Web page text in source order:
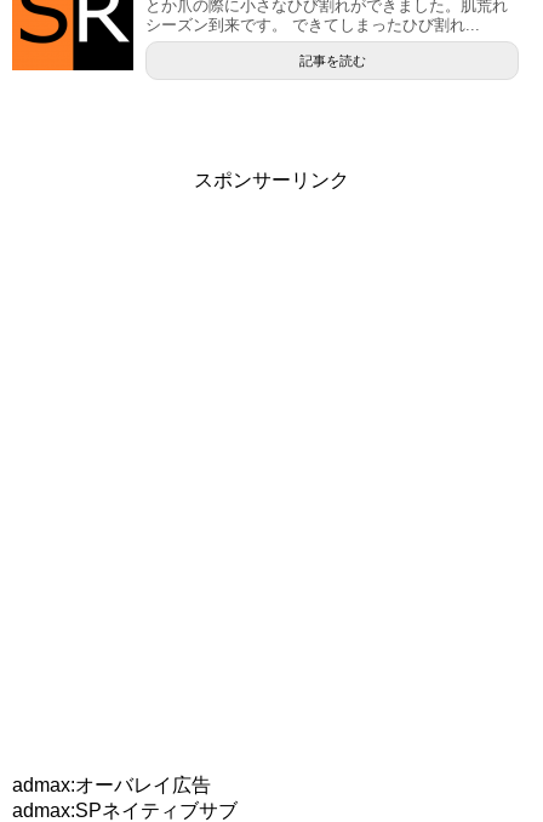
とか爪の際に小さなひび割れができました。肌荒れ
シーズン到来です。 できてしまったひび割れ...
記事を読む
スポンサーリンク
admax:オーバレイ広告
admax:SPネイティブサブ